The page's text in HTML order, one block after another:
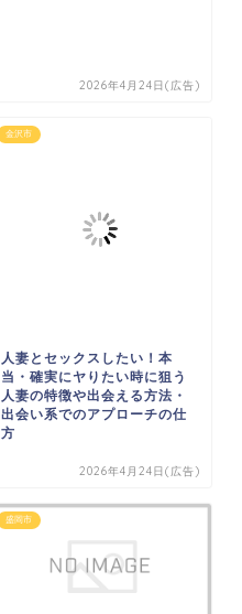
2026年4月24日(広告)
金沢市
人妻とセックスしたい！本
当・確実にヤりたい時に狙う
人妻の特徴や出会える方法・
出会い系でのアプローチの仕
方
2026年4月24日(広告)
盛岡市